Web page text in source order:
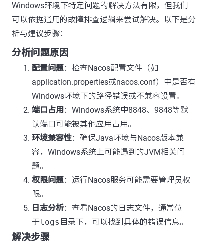
Windows环境下特定问题的解决方法有限，但我们
可以依据通用的故障排查逻辑来尝试解决。以下是分
析与建议步骤：
分析问题原因
配置问题：检查Nacos配置文件（如
application.properties或nacos.conf）中是否有
Windows环境下的路径错误或不兼容设置。
端口占用 ：Windows系统中8848、9848等默
认端口可能被其他应用占用。
环境兼容性：确保Java环境与Nacos版本兼
容，Windows系统上可能遇到的JVM相关问
题。
权限问题：运行Nacos服务可能需要管理员权
限。
日志分析：查看Nacos的日志文件，通常位
于logs 目录下，可以找到具体的错误信息。
解决步骤